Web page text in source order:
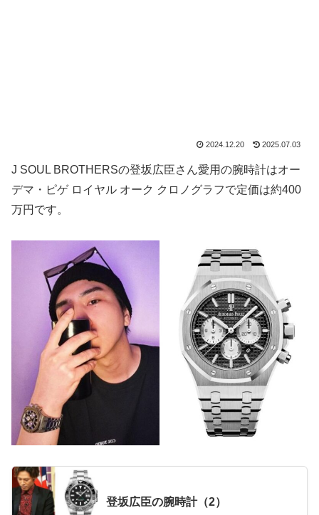
2024.12.20 2025.07.03
J SOUL BROTHERSの登坂広臣さん愛用の腕時計はオー
デマ・ピゲ ロイヤル オーク クロノグラフで定価は約400
万円です。
登坂広臣の腕時計（2）